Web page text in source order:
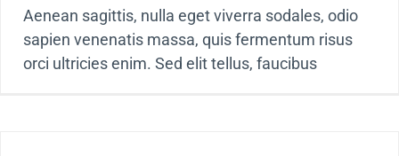
Implantate
Prophylaxe
Aenean sagittis, nulla eget viverra sodales, odio
sapien venenatis massa, quis fermentum risus
orci ultricies enim. Sed elit tellus, faucibus